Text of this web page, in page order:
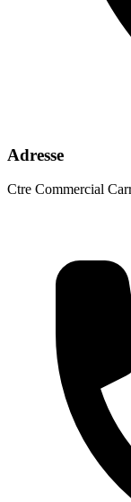
Adresse
Ctre Commercial